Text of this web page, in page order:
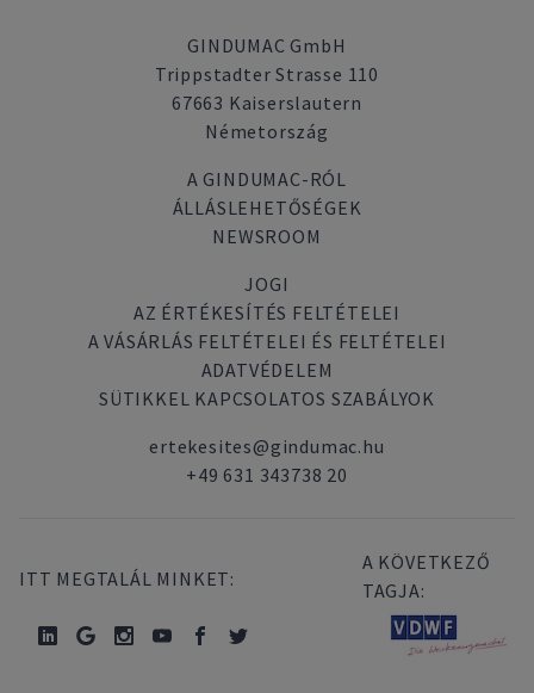
GINDUMAC GmbH
Trippstadter Strasse 110
67663 Kaiserslautern
Németország
A GINDUMAC-RÓL
ÁLLÁSLEHETŐSÉGEK
NEWSROOM
JOGI
AZ ÉRTÉKESÍTÉS FELTÉTELEI
A VÁSÁRLÁS FELTÉTELEI ÉS FELTÉTELEI
ADATVÉDELEM
SÜTIKKEL KAPCSOLATOS SZABÁLYOK
ertekesites@gindumac.hu
+49 631 343738 20
ITT MEGTALÁL MINKET:
A KÖVETKEZŐ
TAGJA: